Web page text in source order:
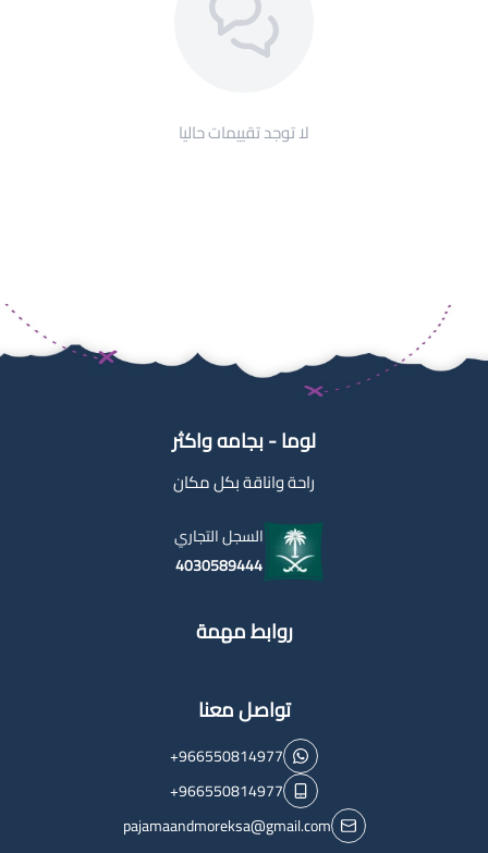
لا توجد تقييمات حاليا
لوما - بجامه واكثر
راحة واناقة بكل مكان
السجل التجاري
4030589444
روابط مهمة
تواصل معنا
+966550814977
+966550814977
pajamaandmoreksa@gmail.com